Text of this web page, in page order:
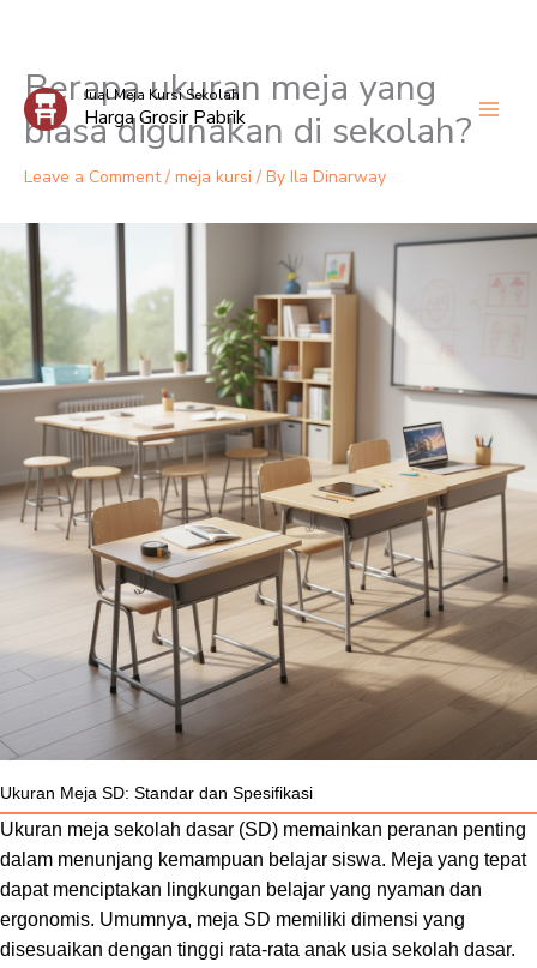
Skip
content
Jual Meja Kursi Sekolah
Harga Grosir Pabrik
Berapa ukuran meja yang
biasa digunakan di sekolah?
Leave a Comment / meja kursi / By Ila Dinarway
Ukuran Meja SD: Standar dan Spesifikasi
Ukuran meja sekolah dasar (SD) memainkan peranan penting
dalam menunjang kemampuan belajar siswa. Meja yang tepat
dapat menciptakan lingkungan belajar yang nyaman dan
ergonomis. Umumnya, meja SD memiliki dimensi yang
disesuaikan dengan tinggi rata-rata anak usia sekolah dasar.